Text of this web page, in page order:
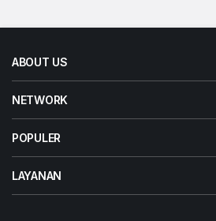
ABOUT US
NETWORK
POPULER
LAYANAN